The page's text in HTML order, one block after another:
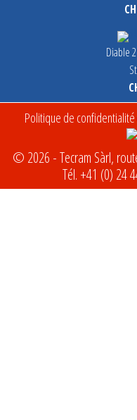
Diable
Politique de
© 2026 - Tecram Sàrl,
Tél. +41 (0) 24